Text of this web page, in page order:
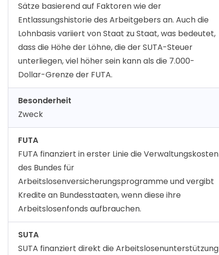
Sätze basierend auf Faktoren wie der
Entlassungshistorie des Arbeitgebers an. Auch die
Lohnbasis variiert von Staat zu Staat, was bedeutet,
dass die Höhe der Löhne, die der SUTA-Steuer
unterliegen, viel höher sein kann als die 7.000-
Dollar-Grenze der FUTA.
Besonderheit
Zweck
FUTA
FUTA finanziert in erster Linie die Verwaltungskosten
des Bundes für
Arbeitslosenversicherungsprogramme und vergibt
Kredite an Bundesstaaten, wenn diese ihre
Arbeitslosenfonds aufbrauchen.
SUTA
SUTA finanziert direkt die Arbeitslosenunterstützung